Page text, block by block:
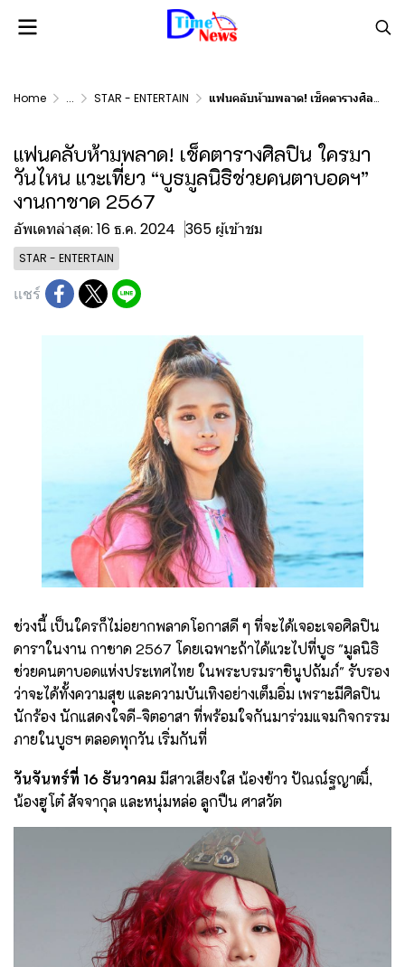
Home ... STAR - ENTERTAIN แฟนคลับห้ามพลาด! เช็คตารางศิลปิน ใครมาวันไหน แวะเที่ยว “บูธมูลนิธิช่วยคนตาบอดฯ” งานกาชาด 2567
แฟนคลับห้ามพลาด! เช็คตารางศิลปิน ใครมา
วันไหน แวะเที่ยว “บูธมูลนิธิช่วยคนตาบอดฯ”
งานกาชาด 2567
อัพเดทล่าสุด: 16 ธ.ค. 2024 365 ผู้เข้าชม
STAR - ENTERTAIN
แชร์
ช่วงนี้ เป็นใครก็ไม่อยากพลาดโอกาสดี ๆ ที่จะได้เจอะเจอศิลปิน
ดาราในงาน กาชาด 2567 โดยเฉพาะถ้าได้แวะไปที่บูธ "มูลนิธิ
ช่วยคนตาบอดแห่งประเทศไทย ในพระบรมราชินูปถัมภ์" รับรอง
ว่าจะได้ทั้งความสุข และความบันเทิงอย่างเต็มอิ่ม เพราะมีศิลปิน
นักร้อง นักแสดงใจดี-จิตอาสา ที่พร้อมใจกันมาร่วมแจมกิจกรรม
ภายในบูธฯ ตลอดทุกวัน เริ่มกันที่
วันจันทร์ที่ 16 ธันวาคม มีสาวเสียงใส น้องข้าว ปัณณ์ฐญาฒิ์,
น้องฮูโต๋ สัจจากุล และหนุ่มหล่อ ลูกปืน ศาสวัต